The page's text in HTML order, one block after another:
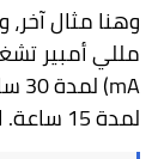
مللي أمبير تشغيل
mA
لمدة 15 ساعة.